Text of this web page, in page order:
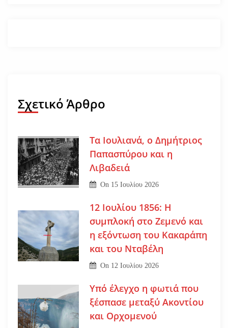
Σχετικό Άρθρο
Τα Ιουλιανά, ο Δημήτριος
Παπασπύρου και η
Λιβαδειά
On 15 Ιουλίου 2026
12 Ιουλίου 1856: Η
συμπλοκή στο Ζεμενό και
η εξόντωση του Κακαράπη
και του Νταβέλη
On 12 Ιουλίου 2026
Υπό έλεγχο η φωτιά που
ξέσπασε μεταξύ Ακοντίου
και Ορχομενού